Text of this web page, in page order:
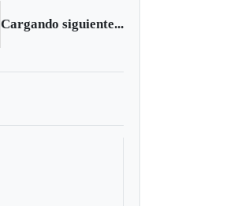
Cargando siguiente...